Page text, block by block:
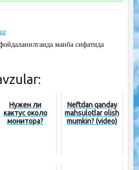
манба сифатида
Нужен ли
кактус около
монитора?
Neftdan qanday
mahsulotlar olish
mumkin? (video)